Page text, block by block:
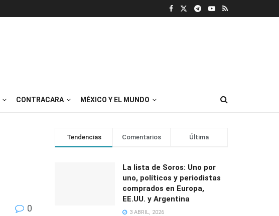
CONTRACARA MÉXICO Y EL MUNDO
0
Tendencias Comentarios Última
La lista de Soros: Uno por
uno, políticos y periodistas
comprados en Europa,
EE.UU. y Argentina
3 ABRIL, 2026